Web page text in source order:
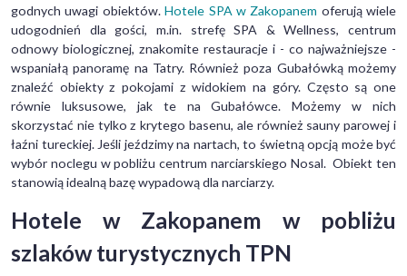
godnych uwagi obiektów.Hotele SPA w Zakopanem oferują wiele
udogodnień dla gości, m.in. strefę SPA & Wellness, centrum
odnowy biologicznej, znakomite restauracje i - co najważniejsze -
wspaniałą panoramę na Tatry. Również poza Gubałówką możemy
znaleźć obiekty z pokojami z widokiem na góry. Często są one
równie luksusowe, jak te na Gubałówce. Możemy w nich
skorzystać nie tylko z krytego basenu, ale również sauny parowej i
łaźni tureckiej. Jeśli jeździmy na nartach, to świetną opcją może być
wybór noclegu w pobliżu centrum narciarskiego Nosal. Obiekt ten
stanowią idealną bazę wypadową dla narciarzy.
Hotele w Zakopanem w pobliżu
szlaków turystycznych TPN